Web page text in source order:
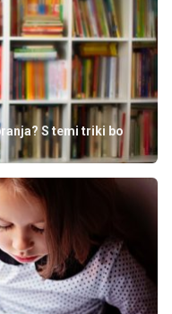
S temi triki bo